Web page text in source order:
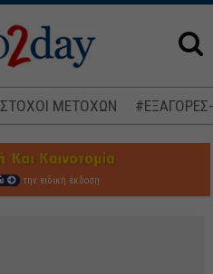
ΜΕΤΟΧΩΝ
την ειδική έκδοση